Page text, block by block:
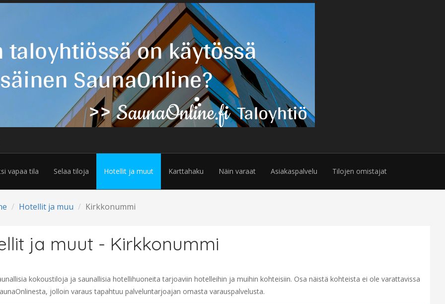
vapaa tila Selaa tiloja Hotellit ja muut Karttahaku Näin varaat Asiakaspalvelu Tilojen omistajat
Hotellit ja muu Kirkkonummi
ja muut - Kirkkonummi
kokoustiloja ja saunallisia hotellihuoneita tarjoaviin hotelleihin ja muihin kohteisiin. Osa näistä kohteista ei ole varattavissa
jolloin varaus tapahtuu palveluntarjoajan omasta varauspalvelusta.